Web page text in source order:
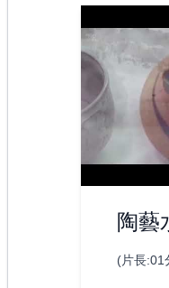
陶藝
(片長:01
分享他